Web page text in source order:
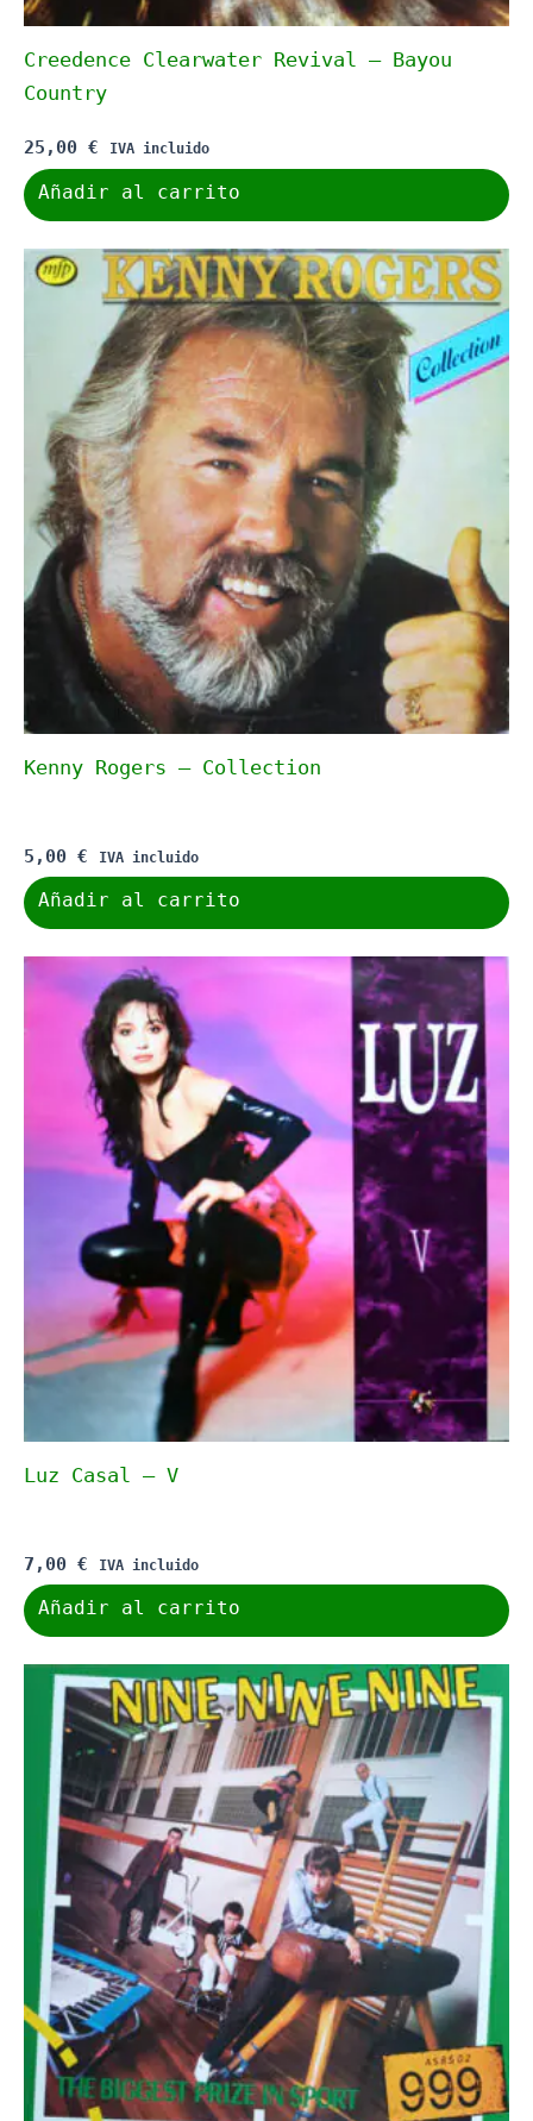
Creedence Clearwater Revival – Bayou
Country
25,00 € IVA incluido
Añadir al carrito
Kenny Rogers – Collection
5,00 € IVA incluido
Añadir al carrito
Luz Casal – V
7,00 € IVA incluido
Añadir al carrito